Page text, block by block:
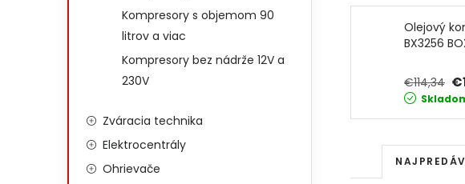
Kompresory s objemom 90
litrov a viac
Kompresory bez nádrže 12V a
230V
Zváracia technika
Elektrocentrály
Ohrievače
Olejový
BX3256
€114,34